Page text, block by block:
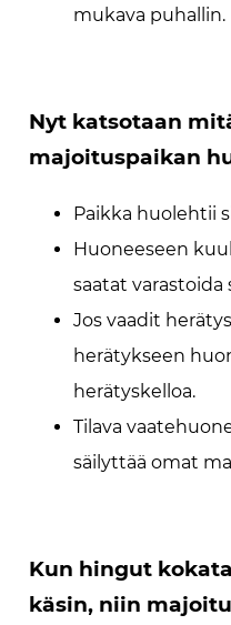
mukava puhallin.
Nyt katsotaan
majoituspaikan
Paikka huolehtii
Huoneeseen
saatat varastoida
Jos vaadit
herätykseen
herätyskelloa.
Tilava
säilyttää omat
Kun hingut
käsin, niin